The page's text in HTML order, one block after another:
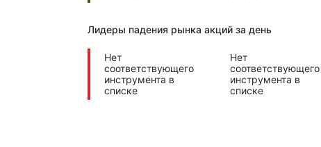
Лидеры падения рынка акций за день
Нет
соответствующего
инструмента в
списке
Нет
соответствующего
инструмента в
списке